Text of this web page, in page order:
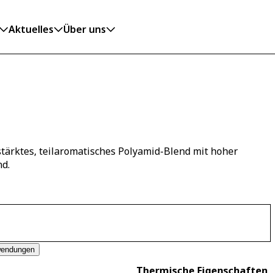
Aktuelles Über uns
teilaromatisches Polyamid-Blend mit hoher